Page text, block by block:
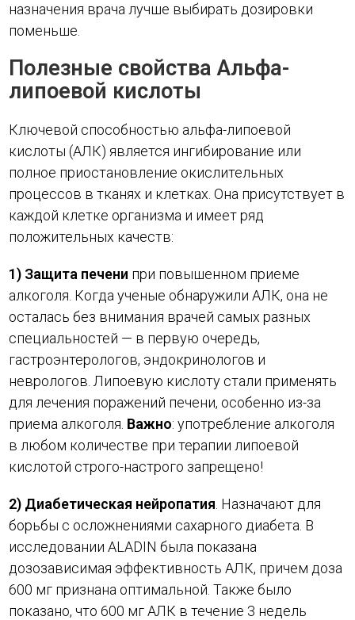
назначения врача лучше выбирать дозировки
поменьше.
Полезные свойства Альфа-
липоевой кислоты
Ключевой способностью альфа-липоевой
кислоты (АЛК) является ингибирование или
полное приостановление окислительных
процессов в тканях и клетках. Она присутствует в
каждой клетке организма и имеет ряд
положительных качеств:
1) Защита печени при повышенном приеме
алкоголя. Когда ученые обнаружили АЛК, она не
осталась без внимания врачей самых разных
специальностей — в первую очередь,
гастроэнтерологов, эндокринологов и
неврологов. Липоевую кислоту стали применять
для лечения поражений печени, особенно из-за
приема алкоголя. Важно: употребление алкоголя
в любом количестве при терапии липоевой
кислотой строго-настрого запрещено!
2) Диабетическая нейропатия . Назначают для
борьбы с осложнениями сахарного диабета. В
исследовании ALADIN была показана
дозозависимая эффективность АЛК, причем доза
600 мг признана оптимальной. Также было
показано, что 600 мг АЛК в течение 3 недель